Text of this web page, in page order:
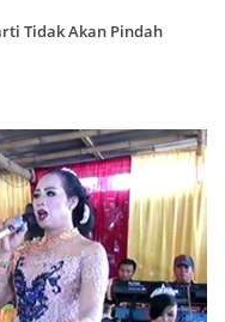
Tidak Akan Pindah